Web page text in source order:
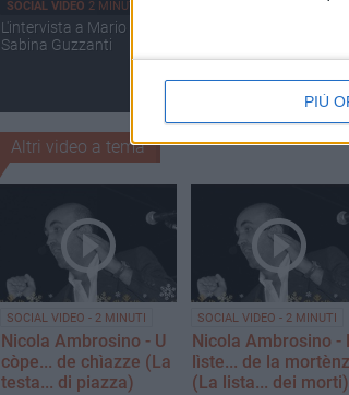
PIÙ
SOCIAL VIDEO 2 MINUTI
L'intervista a Mario Tozzi e
Sabina Guzzanti
2 MINUTI
Megamark fanno
Bisceglie
Altri video a tema
SOCIAL VIDEO - 2 MINUTI
Nicola Ambrosino - U
còpe... de chìazze (La
testa... di piazza)
SOCIAL VIDEO - 2 MINUTI
Nicola Ambrosino -
lìste... de la
(La lista... dei morti)